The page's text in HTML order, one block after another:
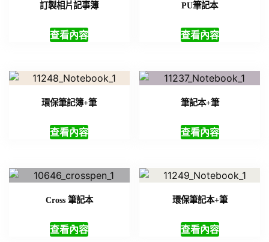
訂製相片記事簿
查看內容
PU筆記本
查看內容
環保筆記簿+筆
查看內容
筆記本+筆
查看內容
Cross 筆記本
查看內容
環保筆記本+筆
查看內容